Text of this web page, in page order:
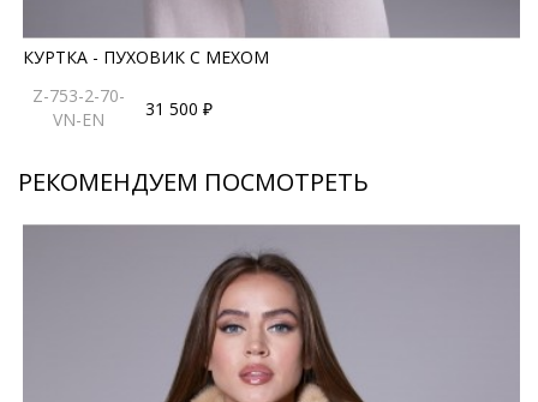
КУРТКА - ПУХОВИК С МЕХОМ
Z-753-2-70-
VN-EN
31 500 ₽
РЕКОМЕНДУЕМ ПОСМОТРЕТЬ